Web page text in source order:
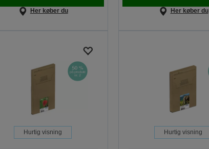
Her køber du Her køber du
Hurtig visning Hurtig visning